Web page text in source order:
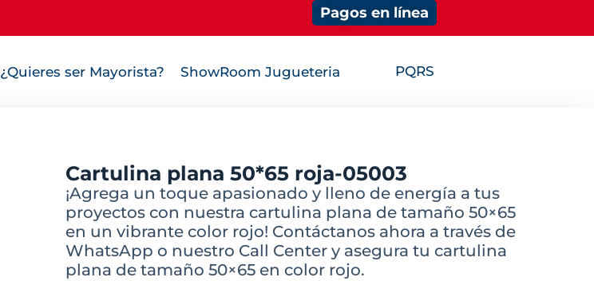
Pagos en línea
¿Quieres ser Mayorista? ShowRoom Jugueteria PQRS
Cartulina plana 50*65 roja-05003
¡Agrega un toque apasionado y lleno de energía a tus
proyectos con nuestra cartulina plana de tamaño 50×65
en un vibrante color rojo! Contáctanos ahora a través de
WhatsApp o nuestro Call Center y asegura tu cartulina
plana de tamaño 50×65 en color rojo.